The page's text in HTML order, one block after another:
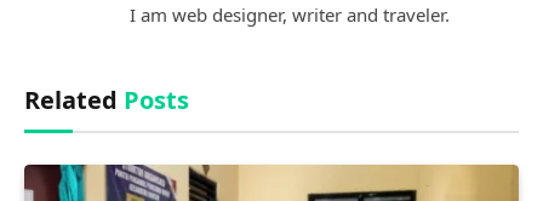
I am web designer, writer and traveler.
Related Posts